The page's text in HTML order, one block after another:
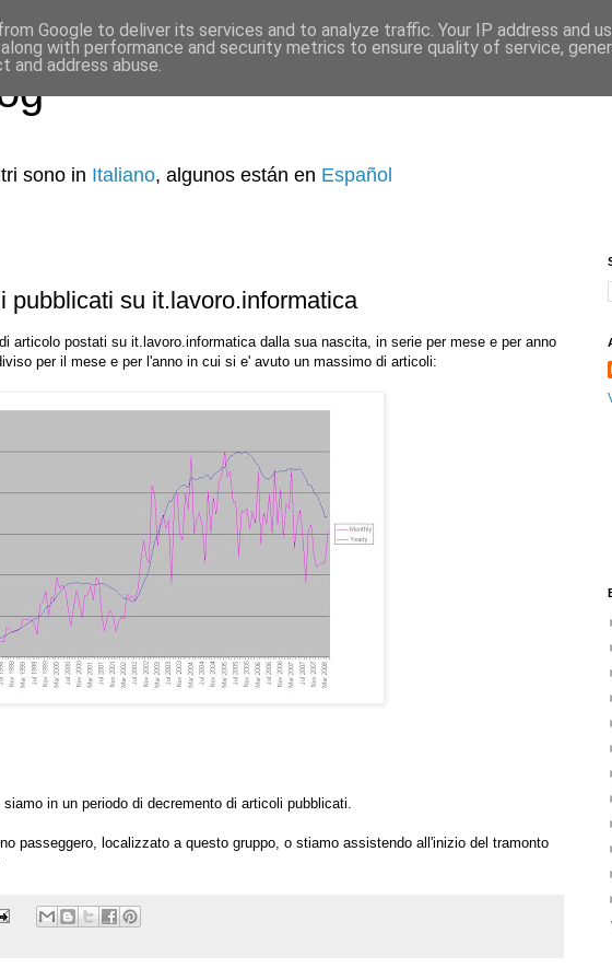
sono in Italiano, algunos están en Español
pubblicati su it.lavoro.informatica
articolo postati su it.lavoro.informatica dalla sua nascita, in serie per mese e per anno
per il mese e per l'anno in cui si e' avuto un massimo di articoli:
in un periodo di decremento di articoli pubblicati.
passeggero, localizzato a questo gruppo, o stiamo assistendo all'inizio del tramonto
Google to deliver its services and to analyze traffic. Your IP address and
with performance and security metrics to ensure quality of service,
address abuse.